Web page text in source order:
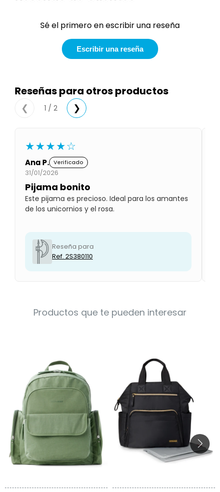
Sé el primero en escribir una reseña
Escribir una reseña
Reseñas para otros productos
❮ 1 / 2 ❯
★★★★☆
Ana P. Verificado
31/01/2026
Pijama bonito
Este pijama es precioso. Ideal para los amantes
de los unicornios y el rosa.
Reseña para
Ref. 2S380110
Productos que te pueden interesar